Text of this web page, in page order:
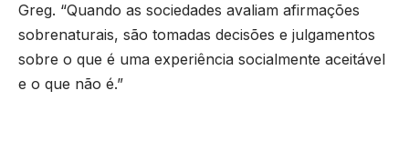
Greg. “Quando as sociedades avaliam afirmações
sobrenaturais, são tomadas decisões e julgamentos
sobre o que é uma experiência socialmente aceitável
e o que não é.”